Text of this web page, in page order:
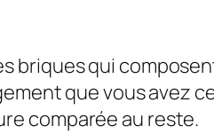
briques qui
que vous avez
comparée au reste.